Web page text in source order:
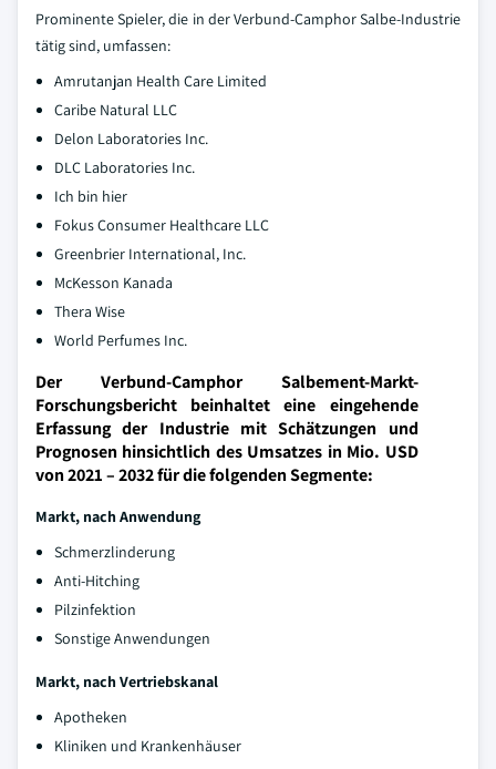
Prominente Spieler, die in der Verbund-Camphor Salbe-Industrie
tätig sind, umfassen:
Amrutanjan Health Care Limited
Caribe Natural LLC
Delon Laboratories Inc.
DLC Laboratories Inc.
Ich bin hier
Fokus Consumer Healthcare LLC
Greenbrier International, Inc.
McKesson Kanada
Thera Wise
World Perfumes Inc.
Der Verbund-Camphor Salbement-Markt-
Forschungsbericht beinhaltet eine eingehende
Erfassung der Industrie mit Schätzungen und
Prognosen hinsichtlich des Umsatzes in Mio. USD
von 2021 – 2032 für die folgenden Segmente:
Markt, nach Anwendung
Schmerzlinderung
Anti-Hitching
Pilzinfektion
Sonstige Anwendungen
Markt, nach Vertriebskanal
Apotheken
Kliniken und Krankenhäuser